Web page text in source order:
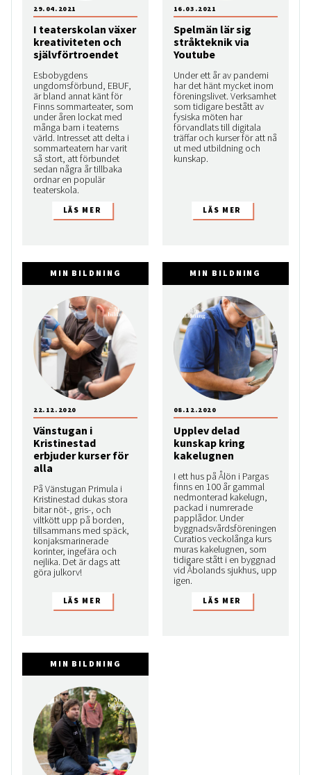
I teaterskolan växer
kreativiteten och
självförtroendet
Esbobygdens
ungdomsförbund, EBUF,
är bland annat känt för
Finns sommarteater, som
under åren lockat med
många barn i teaterns
värld. Intresset att delta i
sommarteatern har varit
så stort, att förbundet
sedan några år tillbaka
ordnar en populär
teaterskola.
29.04.2021
Spelmän lär sig
stråkteknik via
Youtube
Under ett år av pandemi
har det hänt mycket inom
föreningslivet. Verksamhet
som tidigare bestått av
fysiska möten har
förvandlats till digitala
träffar och kurser för att nå
ut med utbildning och
kunskap.
16.03.2021
MIN BILDNING
Vänstugan i
Kristinestad
erbjuder kurser för
alla
På Vänstugan Primula i
Kristinestad dukas stora
bitar nöt-, gris-, och
viltkött upp på borden,
tillsammans med späck,
konjaksmarinerade
korinter, ingefära och
nejlika. Det är dags att
göra julkorv!
22.12.2020
MIN BILDNING
Upplev delad
kunskap kring
kakelugnen
I ett hus på Ålön i Pargas
finns en 100 år gammal
nedmonterad kakelugn,
packad i numrerade
papplådor. Under
byggnadsvårdsföreningen
Curatios veckolånga kurs
muras kakelugnen, som
tidigare stått i en byggnad
vid Åbolands sjukhus, upp
igen.
08.12.2020
MIN BILDNING